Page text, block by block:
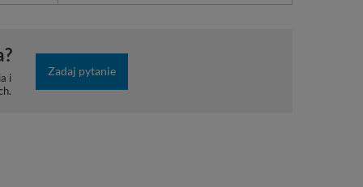
i
Zadaj pytanie